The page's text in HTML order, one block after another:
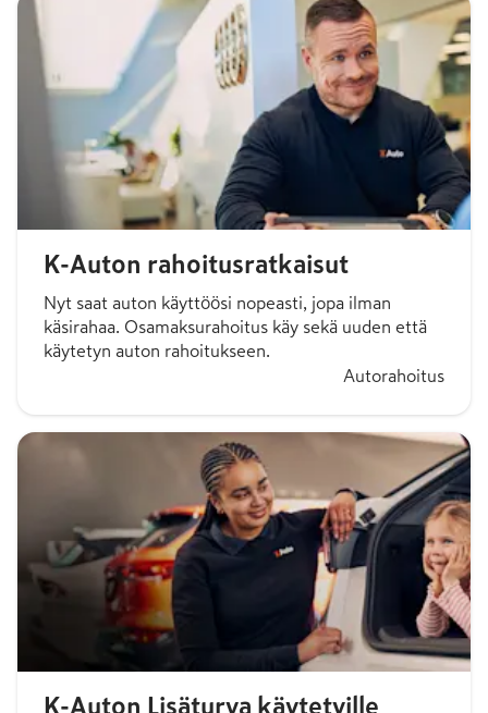
K-Auton rahoitusratkaisut
Nyt saat auton käyttöösi nopeasti, jopa ilman
käsirahaa. Osamaksurahoitus käy sekä uuden että
käytetyn auton rahoitukseen.
Autorahoitus
K-Auton Lisäturva käytetyille